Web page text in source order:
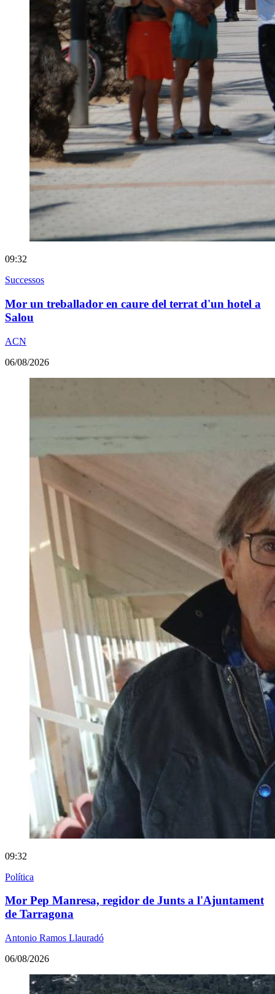
09:32
Successos
Mor un treballador en caure del terrat d'un hotel a
Salou
ACN
06/08/2026
09:32
Política
Mor Pep Manresa, regidor de Junts a l'Ajuntament
de Tarragona
Antonio Ramos Llauradó
06/08/2026